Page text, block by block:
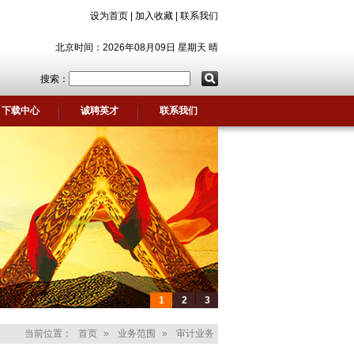
设为首页 加入收藏 联系我们
北京时间：2026年08月09日 星期天 晴
搜索：
下载中心 诚聘英才 联系我们
1 2 3
当前位置： 首页 » 业务范围 » 审计业务